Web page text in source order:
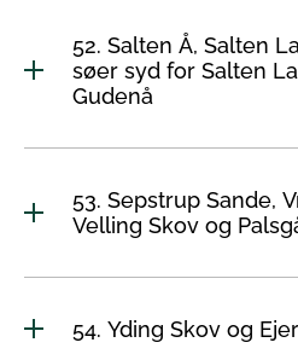
52. Salten Å, Salten
søer syd for Salten
Gudenå
53. Sepstrup Sande,
Velling Skov og
54. Yding Skov og